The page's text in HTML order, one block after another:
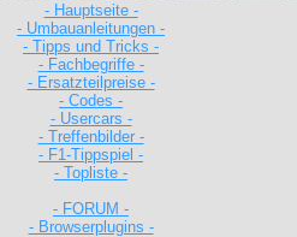
- Hauptseite -
- Umbauanleitungen -
- Tipps und Tricks -
- Fachbegriffe -
- Ersatzteilpreise -
- Codes -
- Usercars -
- Treffenbilder -
- F1-Tippspiel -
- Topliste -
- FORUM -
- Browserplugins -